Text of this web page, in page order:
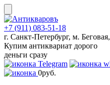
Skip
to
content
+7 (911) 083-51-18
г. Санкт-Петербург, м.
Купим антиквариат дорого
деньги сразу
0руб.